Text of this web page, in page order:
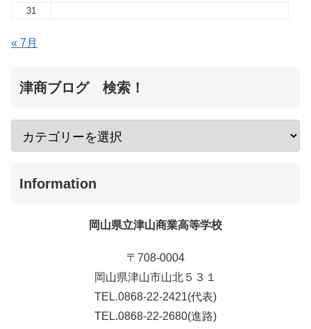
31
« 7月
津商ブログ 検索！
Information
岡山県立津山商業高等学校
〒708-0004
岡山県津山市山北５３１
TEL.0868-22-2421(代表)
TEL.0868-22-2680(進路)